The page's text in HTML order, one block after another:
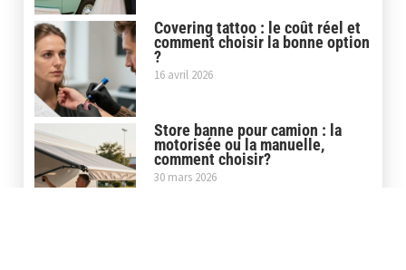
Covering tattoo : le coût réel et
comment choisir la bonne option
?
16 avril 2026
Store banne pour camion : la
motorisée ou la manuelle,
comment choisir?
30 mars 2026